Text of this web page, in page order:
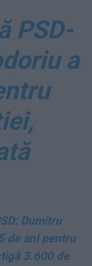
PSD-
a
Dumitru
de ani pentru
3.600 de